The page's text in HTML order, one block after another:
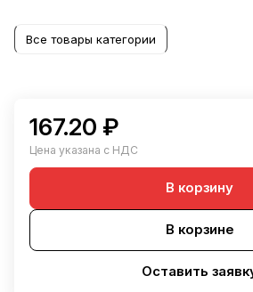
Все товары категории
167.20 ₽
Цена указана с НДС
В корзину
В корзине
Оставить